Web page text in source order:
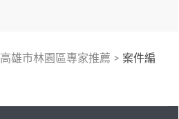
高雄市林園區專家推薦 > 案件編